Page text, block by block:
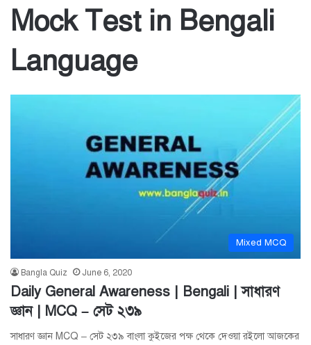
Mock Test in Bengali
Language
Mixed MCQ
Bangla Quiz June 6, 2020
Daily General Awareness | Bengali | সাধারণ
জ্ঞান | MCQ – সেট ২৩৯
সাধারণ জ্ঞান MCQ – সেট ২৩৯ বাংলা কুইজের পক্ষ থেকে দেওয়া রইলো আজকের